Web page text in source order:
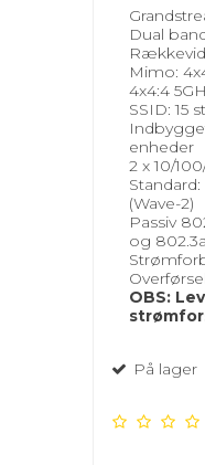
Dual
Mimo:
4x4:4
SSID: 15
enheder
2 x 10/
Standard:
(Wave-2)
Passiv
og
OBS:
På lager